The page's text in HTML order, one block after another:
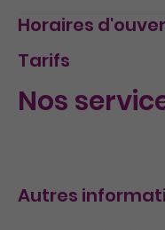
Horaires
Lundi
Mardi
Tarifs
Nos
Autres